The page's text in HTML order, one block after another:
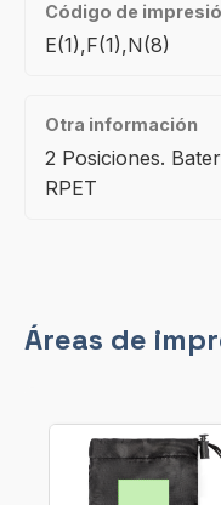
Código de
E(1),F(1),N(8)
Otra información
2 Posiciones.
RPET
Áreas de